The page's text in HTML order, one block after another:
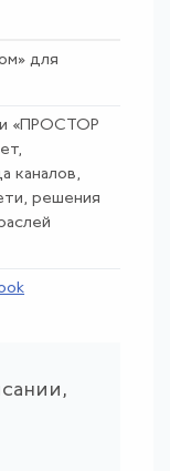
для
«ПРОСТОР
каналов,
решения